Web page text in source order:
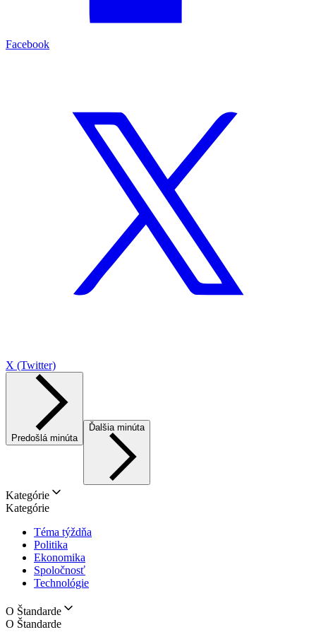
Facebook
X (Twitter)
Predošlá minúta
Ďalšia minúta
Kategórie
Kategórie
Téma týždňa
Politika
Ekonomika
Spoločnosť
Technológie
O Štandarde
O Štandarde